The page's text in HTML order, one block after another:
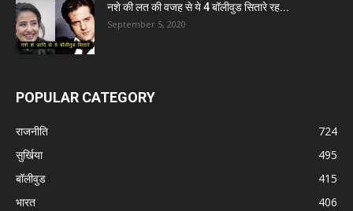
नशे की लत की वजह से ये 4 बॉलीवुड सितारे रह...
September 5, 2020
POPULAR CATEGORY
राजनीति
724
सुर्खिया
495
बॉलीवुड
415
भारत
406